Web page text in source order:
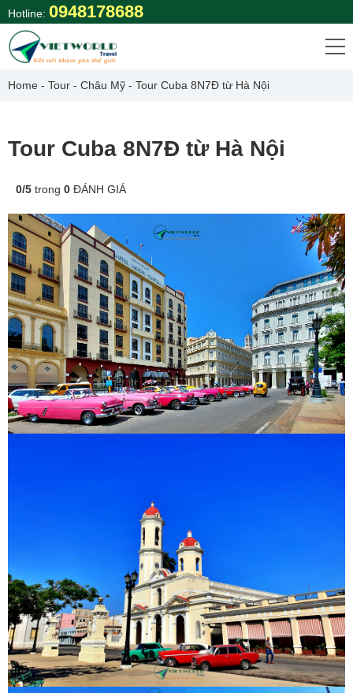
Skip
to
content
Hotline: 0948178688
Home - Tour - Châu Mỹ - Tour Cuba 8N7Đ từ Hà Nội
Tour Cuba 8N7Đ từ Hà Nội
0/5 trong 0 ĐÁNH GIÁ